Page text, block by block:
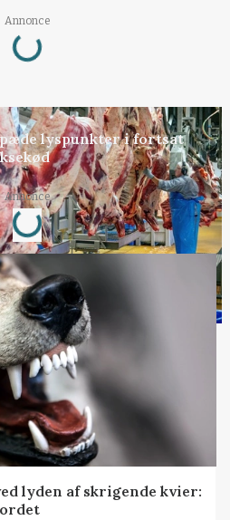
Annonce
Loading...
lyspunkter i fortsat
Annonce
lyden af skrigende kvier: